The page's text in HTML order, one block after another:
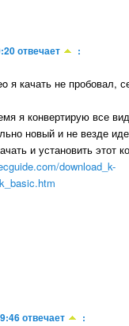
отвечает :
я качать не пробовал,
я конвертирую все
новый и не везде
и установить этот
download_k-
отвечает :